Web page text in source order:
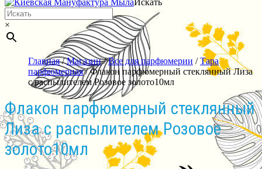
Искать
×
Главная/Магазин/Все для парфюмерии /Тара
парфюмерная/ Флакон парфюмерный стеклянный Лиза
с распылителем Розовое золото10мл
Флакон парфюмерный стеклянный
Лиза с распылителем Розовое
золото10мл